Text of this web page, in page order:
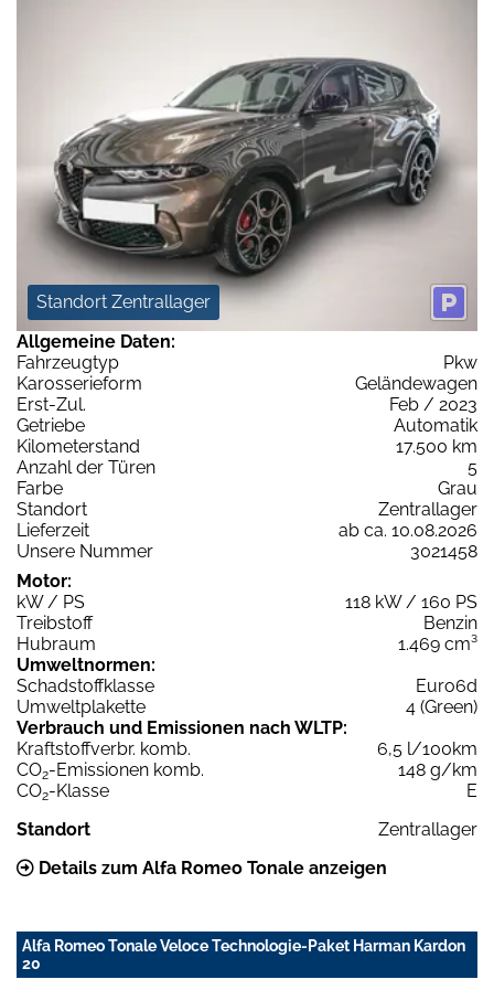
Standort Zentrallager
Allgemeine Daten:
Fahrzeugtyp
Pkw
Karosserieform
Geländewagen
Erst-Zul.
Feb / 2023
Getriebe
Automatik
Kilometerstand
17.500 km
Anzahl der Türen
5
Farbe
Grau
Standort
Zentrallager
Lieferzeit
ab ca. 10.08.2026
Unsere Nummer
3021458
Motor:
kW / PS
118 kW / 160 PS
Treibstoff
Benzin
Hubraum
1.469 cm³
Umweltnormen:
Schadstoffklasse
Euro6d
Umweltplakette
4 (Green)
Verbrauch und Emissionen nach WLTP:
Kraftstoffverbr. komb.
6,5 l/100km
CO2-Emissionen komb.
148 g/km
CO2-Klasse
E
Standort
Zentrallager
Details zum Alfa Romeo Tonale anzeigen
Alfa Romeo Tonale Veloce Technologie-Paket Harman Kardon
20